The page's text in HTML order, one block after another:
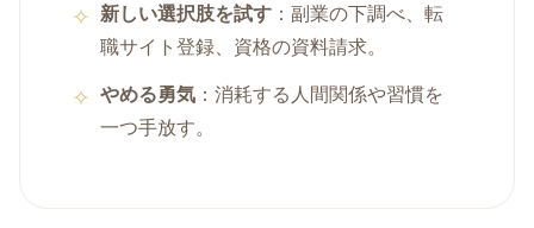
新しい選択肢を試す ：副業の下調べ、転
職サイト登録、資格の資料請求。
やめる勇気 ：消耗する人間関係や習慣を
一つ手放す。